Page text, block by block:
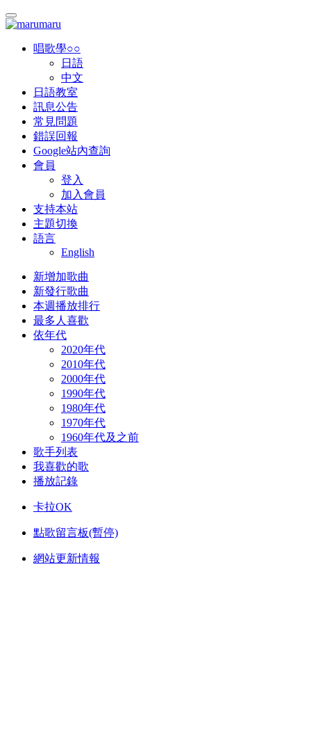
唱歌學○○
日語
中文
日語教室
訊息公告
常見問題
錯誤回報
Google站內查詢
會員
登入
加入會員
支持本站
主題切換
語言
English
新增加歌曲
新發行歌曲
本週播放排行
最多人喜歡
依年代
2020年代
2010年代
2000年代
1990年代
1980年代
1970年代
1960年代及之前
歌手列表
我喜歡的歌
播放記錄
卡拉OK
點歌留言板(暫停)
網站更新情報